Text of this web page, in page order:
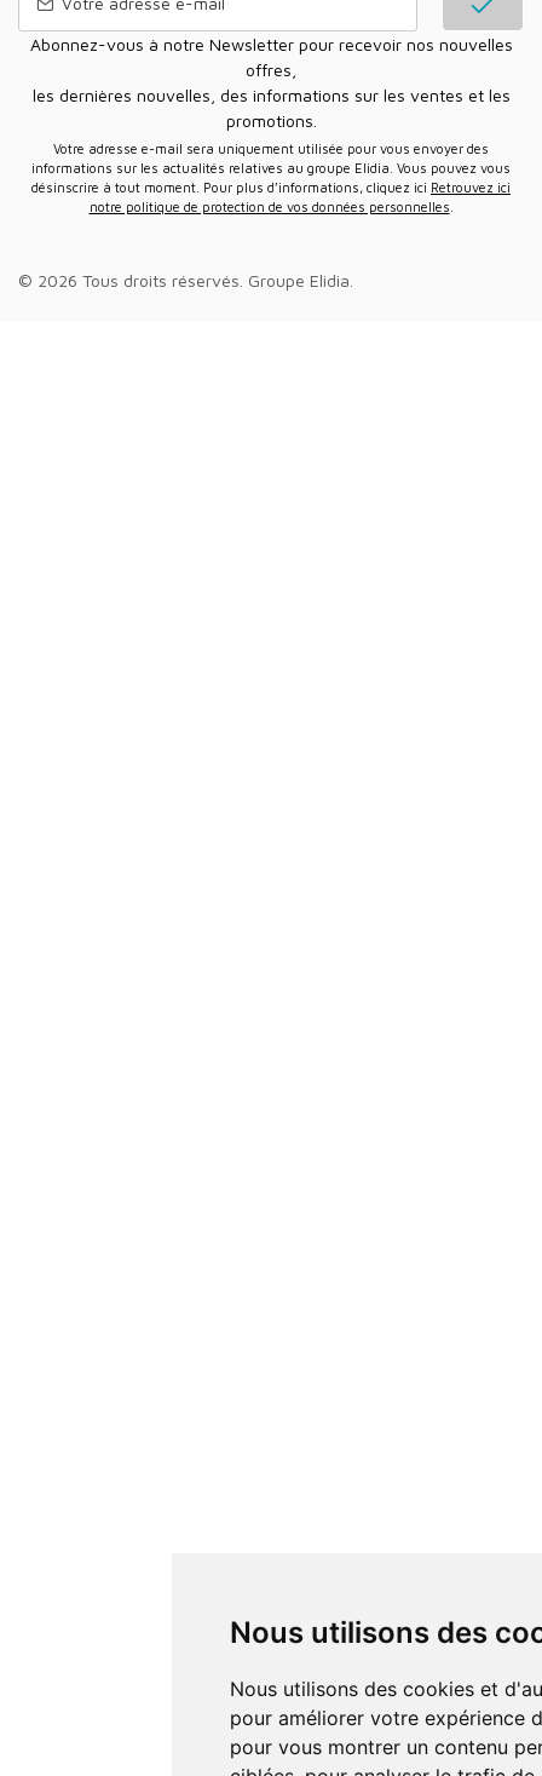
Nous utilisons des
Nous utilisons des cookies et d'autres technologies de suivi
pour améliorer votre expérience
pour vous montrer un contenu
Abonnez-vous à notre Newsletter pour recevoir nos nouvelles
offres,
les dernières nouvelles, des informations sur les ventes et les
promotions.
Votre adresse e-mail sera uniquement utilisée pour vous envoyer des
informations sur les actualités relatives au groupe Elidia. Vous pouvez vous
désinscrire à tout moment. Pour plus d’informations, cliquez ici Retrouvez ici
notre politique de protection de vos données personnelles
© 2026 Tous droits réservés. Groupe Elidia